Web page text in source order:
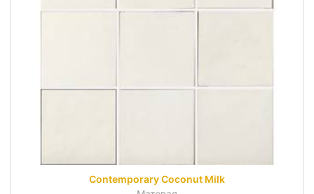
Contemporary Coconut Milk